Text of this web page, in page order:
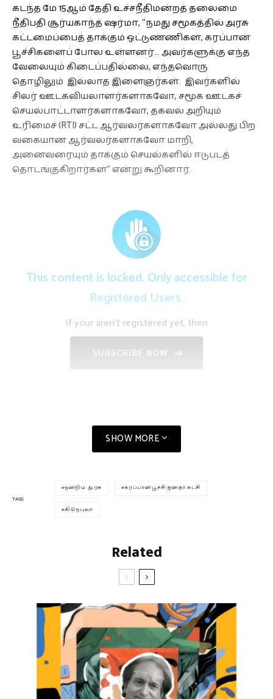
கடந்த மே 15ஆம் தேதி உச்சநீதிமன்றத் தலைமை
நீதிபதி சூர்யகாந்த் ஷர்மா, “நமது சமூகத்தில் அரசு
கட்டமைப்பைத் தாக்கும் ஒட்டுண்ணிகள், கரப்பான்
பூச்சிகளைப் போல உள்ளனர்… அவர்களுக்கு எந்த
வேலையும் கிடைப்பதில்லை, எந்தவொரு
தொழிலும் இல்லாத இளைஞர்கள். இவர்களில்
சிலர் ஊடகவியலாளர்களாகவோ, சமூக ஊடகச்
செயல்பாட்டாளர்களாகவோ, தகவல் அறியும்
உரிமைச் (RTI) சட்ட ஆர்வலர்களாகவோ அல்லது பிற
வகையான ஆர்வலர்களாகவோ மாறி,
அனைவரையும் தாக்கும் செயல்களில் ஈடுபடத்
தொடங்குகிறார்கள்” என்று கூறினார்.
This content is locked. Only accessible for
Registered Users.
If your aren't registered yet, then
SHOW MORE
TAGS
ஒன்றிய அரசு கரப்பான்பூச்சி ஜனதா கட்சி
கி.நெபுலா
Related